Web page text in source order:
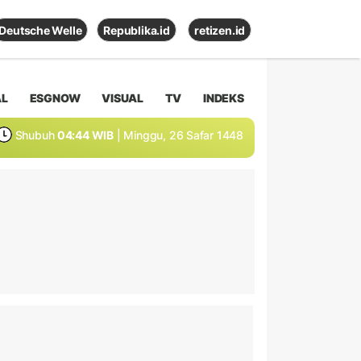
Deutsche Welle Republika.id retizen.id
ESGNOW VISUAL TV INDEKS
Shubuh 04:44 WIB | Minggu, 26 Safar 1448